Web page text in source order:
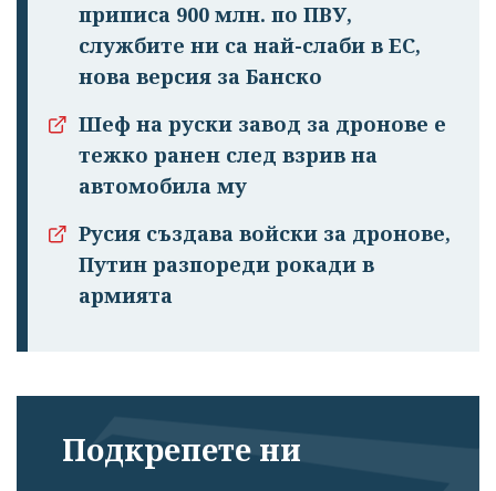
приписа 900 млн. по ПВУ,
службите ни са най-слаби в ЕС,
нова версия за Банско
Шеф на руски завод за дронове е
тежко ранен след взрив на
автомобила му
Русия създава войски за дронове,
Путин разпореди рокади в
армията
Подкрепете ни